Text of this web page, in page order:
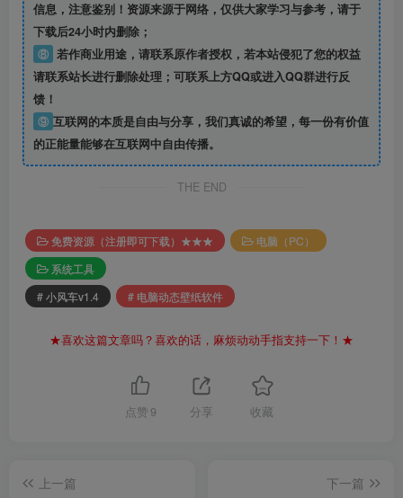
信息，注意鉴别！资源来源于网络，仅供大家学习与参考，请于
下载后24小时内删除；
⑧ 若作商业用途，请联系原作者授权，若本站侵犯了您的权益
请联系站长进行删除处理；可联系上方QQ或进入QQ群进行反
馈！
⑨ 互联网的本质是自由与分享，我们真诚的希望，每一份有价值
的正能量能够在互联网中自由传播。
THE END
免费资源（注册即可下载）★★★
电脑（PC）
系统工具
# 小风车v1.4
# 电脑动态壁纸软件
★喜欢这篇文章吗？喜欢的话，麻烦动动手指支持一下！★
点赞 9 分享 收藏
上一篇
下一篇